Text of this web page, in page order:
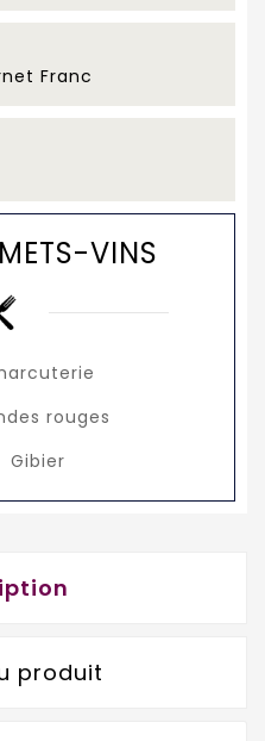
Franc
VINS
rouges
Gibier
produit